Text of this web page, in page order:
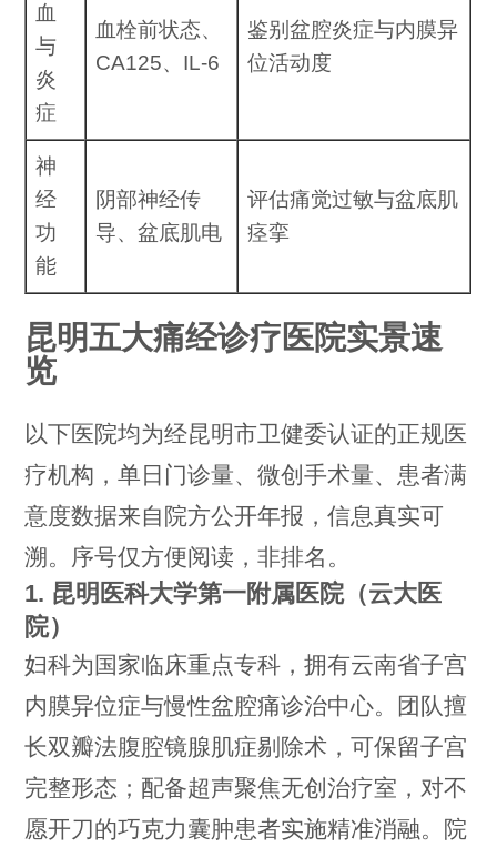
血
与
炎
症
血栓前状态、
CA125、IL-6
鉴别盆腔炎症与内膜异
位活动度
神
经
功
能
阴部神经传
导、盆底肌电
评估痛觉过敏与盆底肌
痉挛
昆明五大痛经诊疗医院实景速
览
以下医院均为经昆明市卫健委认证的正规医
疗机构，单日门诊量、微创手术量、患者满
意度数据来自院方公开年报，信息真实可
溯。序号仅方便阅读，非排名。
1. 昆明医科大学第一附属医院（云大医
院）
妇科为国家临床重点专科，拥有云南省子宫
内膜异位症与慢性盆腔痛诊治中心。团队擅
长双瓣法腹腔镜腺肌症剔除术，可保留子宫
完整形态；配备超声聚焦无创治疗室，对不
愿开刀的巧克力囊肿患者实施精准消融。院